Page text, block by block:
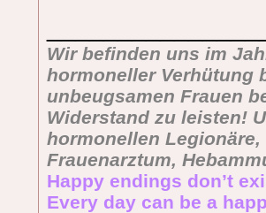
Wir befinden uns im
hormoneller Verhütung
unbeugsamen Frauen
Widerstand zu leisten!
hormonellen
Frauenarztum,
Happy endings don’t
Every day can be a